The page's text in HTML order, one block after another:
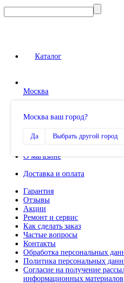
Каталог
Москва
Москва ваш город?
Да Выбрать другой город
0
Избранное
О магазине
Доставка и оплата
Гарантия
Отзывы
Акции
Ремонт и сервис
Как сделать заказ
Частые вопросы
Контакты
Обработка персональных
Политика персональных
Согласие на получение
информационных материалов